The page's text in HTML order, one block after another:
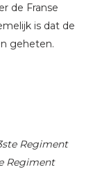
de Franse
is dat de
geheten.
Regiment
Regiment